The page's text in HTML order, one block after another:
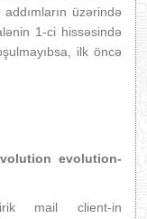
üzərində
1-ci hissəsində
ilk öncə
evolution-
mail client-in